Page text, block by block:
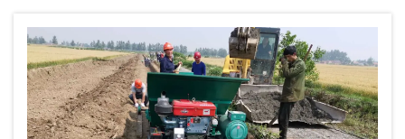
အထိ ရှိသည်